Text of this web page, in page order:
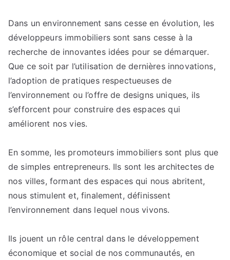
Dans un environnement sans cesse en évolution, les
développeurs immobiliers sont sans cesse à la
recherche de innovantes idées pour se démarquer.
Que ce soit par l’utilisation de dernières innovations,
l’adoption de pratiques respectueuses de
l’environnement ou l’offre de designs uniques, ils
s’efforcent pour construire des espaces qui
améliorent nos vies.
En somme, les promoteurs immobiliers sont plus que
de simples entrepreneurs. Ils sont les architectes de
nos villes, formant des espaces qui nous abritent,
nous stimulent et, finalement, définissent
l’environnement dans lequel nous vivons.
Ils jouent un rôle central dans le développement
économique et social de nos communautés, en